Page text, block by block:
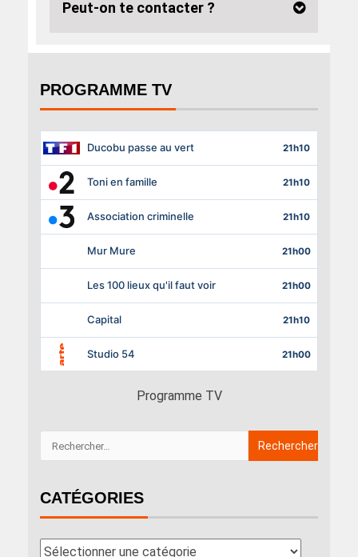
Peut-on te contacter ?
PROGRAMME TV
Programme TV
CATÉGORIES